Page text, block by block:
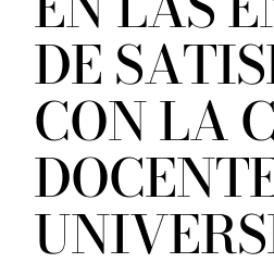
DE
CON LA